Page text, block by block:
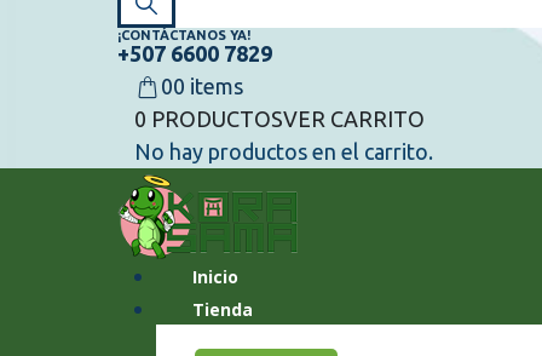
¡CONTÁCTANOS YA!
+507 6600 7829
00 items
0 PRODUCTOSVER CARRITO
No hay productos en el carrito.
Inicio
Tienda